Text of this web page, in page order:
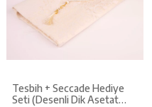
Tesbih + Seccade Hediye
Seti (Desenli Dik Asetat